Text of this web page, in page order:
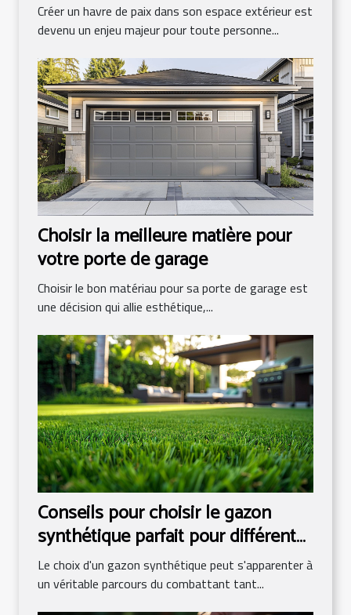
Créer un havre de paix dans son espace extérieur est
devenu un enjeu majeur pour toute personne...
Choisir la meilleure matière pour
votre porte de garage
Choisir le bon matériau pour sa porte de garage est
une décision qui allie esthétique,...
Conseils pour choisir le gazon
synthétique parfait pour différents
usages
Le choix d'un gazon synthétique peut s'apparenter à
un véritable parcours du combattant tant...